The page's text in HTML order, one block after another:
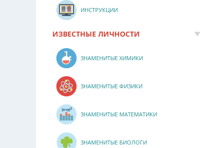
ИНСТРУКЦИИ
ИЗВЕСТНЫЕ ЛИЧНОСТИ
ЗНАМЕНИТЫЕ ХИМИКИ
ЗНАМЕНИТЫЕ ФИЗИКИ
ЗНАМЕНИТЫЕ МАТЕМАТИКИ
ЗНАМЕНИТЫЕ БИОЛОГИ